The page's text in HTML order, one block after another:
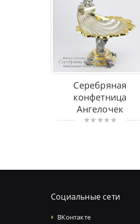
Серебряная
конфетница
Ангелочек
Социальные сети
ВКонтакте